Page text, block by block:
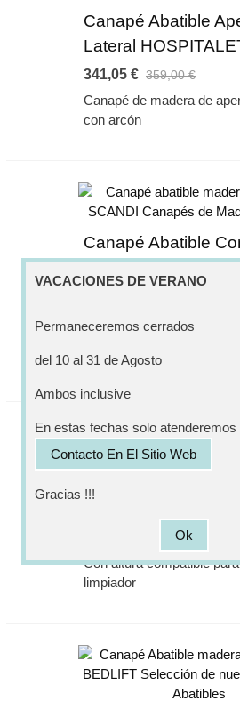
Canapé Abatible
Lateral
341,05 € 359,00 €
Canapé de madera de
con arcón
Canapé Abatible
SCANDI
Canapé de diseño nórdico
usar el robot limpiador
363,00 €
Con altura compatible
limpiador
VACACIONES DE VERANO
Permaneceremos cerrados
del 10 al 31 de Agosto
Ambos inclusive
En estas fechas solo atenderemos
Contacto En El Sitio Web
Gracias !!!
Ok